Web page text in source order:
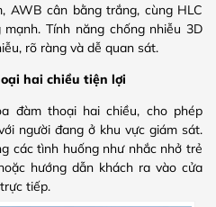
AWB cân bằng trắng, cùng HLC
Tính năng chống nhiễu 3D
rõ ràng và dễ quan sát.
hai chiều tiện lợi
đàm thoại hai chiều, cho phép
người đang ở khu vực giám sát.
các tình huống như nhắc nhở trẻ
hướng dẫn khách ra vào cửa
tiếp.